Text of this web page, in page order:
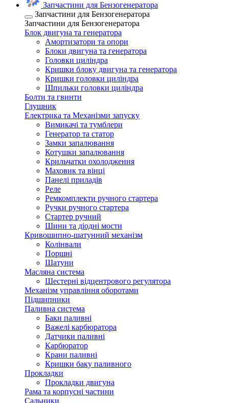
Запчастини для Бензогенератора
Запчастини для Бензогенератора
Запчастини для Бензогенератора
Блок двигуна та генератора
Амортизатори та опори
Блоки двигуна та генератора
Головки циліндра
Кришки блоку двигуна та генератора
Кришки головки циліндра
Шпильки головки циліндра
Болти та гвинти
Глушник
Електрика та Механізми запуску
Вимикачі та тумблери
Генератор та статор
Замки запалювання
Котушки запалювання
Крильчатки охолодження
Маховик та вінці
Панелі приладів
Реле
Ремкомплекти ручного стартера
Ручки ручного стартера
Стартер ручний
Шини та діодні мости
Кривошипно-шатунний механізм
Колінвали
Поршні
Шатуни
Масляна система
Шестерні відцентрового регулятора
Механізм управління оборотами
Підшипники
Паливна система
Баки паливні
Важелі карбюратора
Датчики паливні
Карбюратор
Крани паливні
Кришки баку паливного
Прокладки
Прокладки двигуна
Рама та корпусні частини
Сальники